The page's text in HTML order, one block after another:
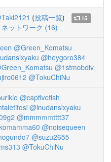
(投稿一覧)
15
ットワーク (16)
@Green_Komatsu
@heygoro384
@1stmobdiv
@TokuChiNu
@captivefish
@inudansixyaku
@mmmmmtttt37
@noisequeen
@suzu2655
@TokuChiNu